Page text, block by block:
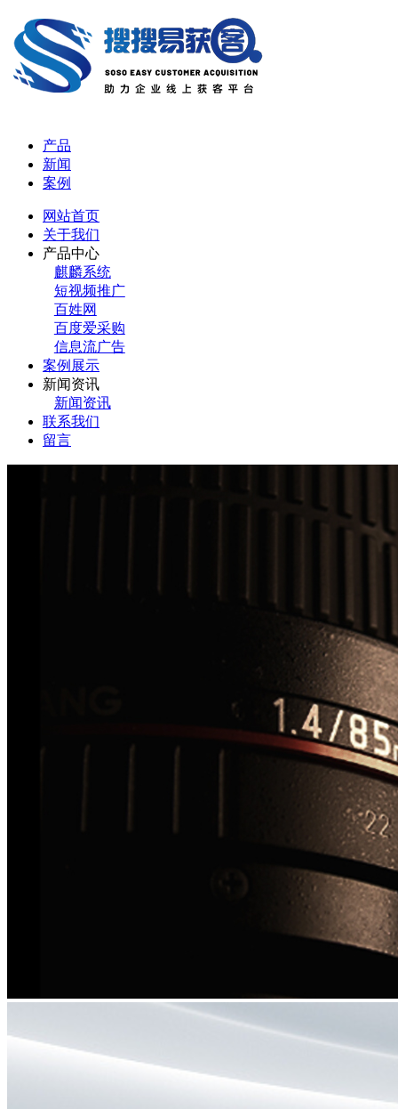
产品
新闻
案例
网站首页
关于我们
产品中心
麒麟系统
短视频推广
百姓网
百度爱采购
信息流广告
案例展示
新闻资讯
新闻资讯
联系我们
留言